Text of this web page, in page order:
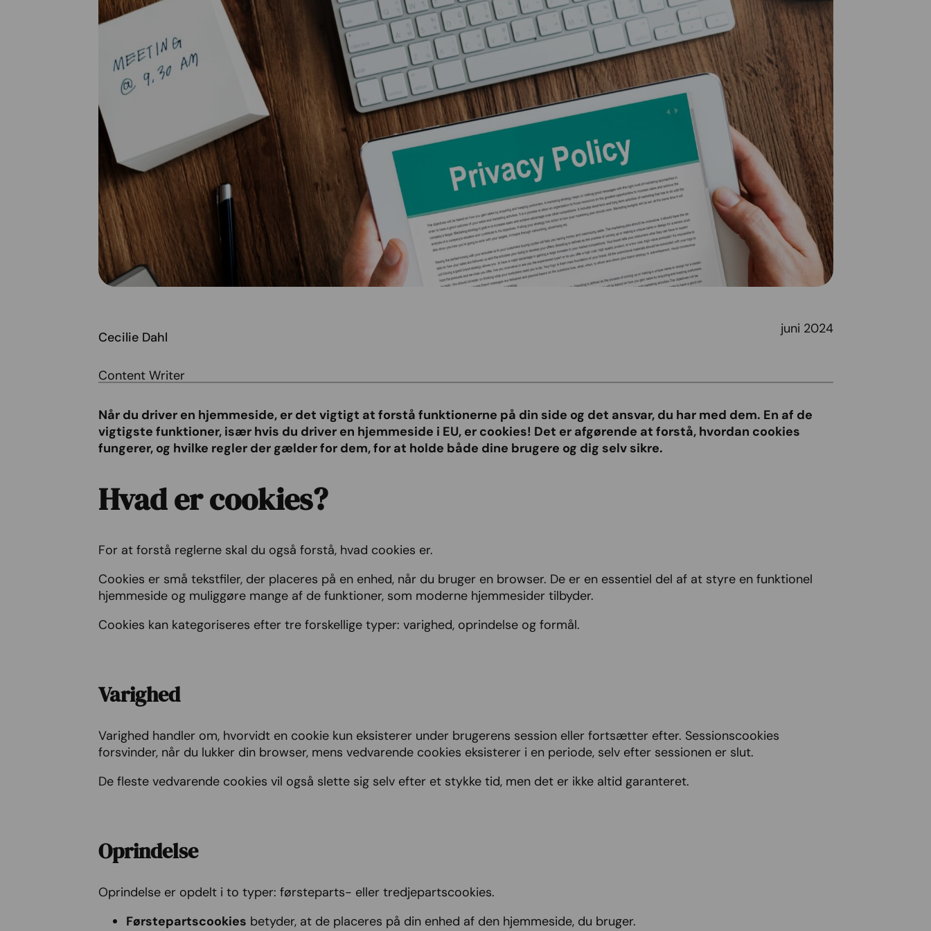
Cecilie Dahl
Content Writer
juni 2024
Når du driver en hjemmeside, er det vigtigt at forstå funktionerne på din side og det ansvar, du har med dem. En af de
vigtigste funktioner, især hvis du driver en hjemmeside i EU, er cookies! Det er afgørende at forstå, hvordan cookies
fungerer, og hvilke regler der gælder for dem, for at holde både dine brugere og dig selv sikre.
Hvad er cookies?
For at forstå reglerne skal du også forstå, hvad cookies er.
Cookies er små tekstfiler, der placeres på en enhed, når du bruger en browser. De er en essentiel del af at styre en funktionel
hjemmeside og muliggøre mange af de funktioner, som moderne hjemmesider tilbyder.
Cookies kan kategoriseres efter tre forskellige typer: varighed, oprindelse og formål.
Varighed
Varighed handler om, hvorvidt en cookie kun eksisterer under brugerens session eller fortsætter efter. Sessionscookies
forsvinder, når du lukker din browser, mens vedvarende cookies eksisterer i en periode, selv efter sessionen er slut.
De fleste vedvarende cookies vil også slette sig selv efter et stykke tid, men det er ikke altid garanteret.
Oprindelse
Oprindelse er opdelt i to typer: førsteparts- eller tredjepartscookies.
Førstepartscookies betyder, at de placeres på din enhed af den hjemmeside, du bruger.